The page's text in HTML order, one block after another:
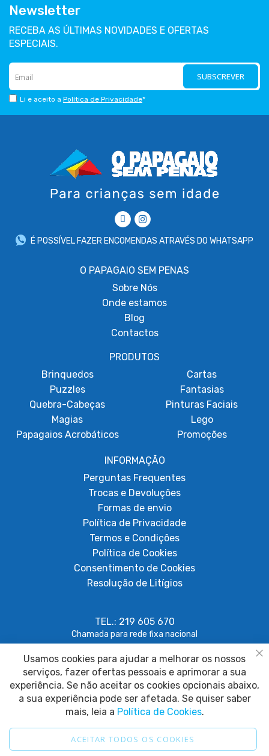
Newsletter
RECEBA AS ÚLTIMAS NOVIDADES E OFERTAS
ESPECIAIS.
SUBSCREVER
Li e aceito a Política de Privacidade*
É POSSÍVEL FAZER ENCOMENDAS ATRAVÉS DO WHATSAPP
O PAPAGAIO SEM PENAS
Sobre Nós
Onde estamos
Blog
Contactos
PRODUTOS
Brinquedos
Puzzles
Quebra-Cabeças
Magias
Papagaios Acrobáticos
Cartas
Fantasias
Pinturas Faciais
Lego
Promoções
INFORMAÇÃO
Perguntas Frequentes
Trocas e Devoluções
Formas de envio
Política de Privacidade
Termos e Condições
Política de Cookies
Consentimento de Cookies
Resolução de Litígios
TEL.: 219 605 670
Chamada para rede fixa nacional
geral@papagaiosempenas.com
2025 © Papagaio sem Penas. Todos os direitos reservados.
Usamos cookies para ajudar a melhorar os nossos
serviços, fazer ofertas pessoais e aprimorar a sua
experiência. Se não aceitar os cookies opcionais abaixo,
a sua experiência pode ser afetada. Se quiser saber
mais, leia a Política de Cookies.
ACEITAR TODOS OS COOKIES